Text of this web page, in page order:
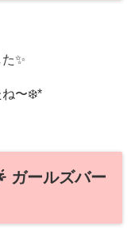
✨
ね〜❄️*
ガールズバー